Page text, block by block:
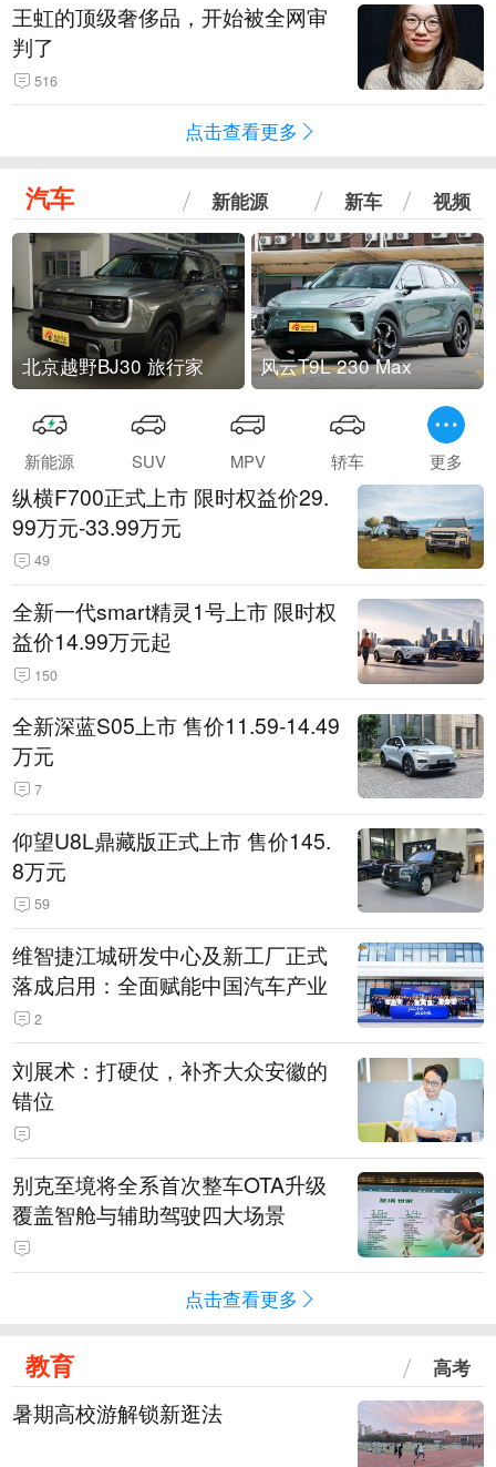
王虹的顶级奢侈品，开始被全网审
判了
516
点击查看更多
汽车 新能源 新车 视频
北京越野BJ30 旅行家 风云T9L 230 Max
新能源 SUV MPV 轿车 更多
纵横F700正式上市 限时权益价29.
99万元-33.99万元
49
全新一代smart精灵1号上市 限时权
益价14.99万元起
150
全新深蓝S05上市 售价11.59-14.49
万元
7
仰望U8L鼎藏版正式上市 售价145.
8万元
59
维智捷江城研发中心及新工厂正式
落成启用：全面赋能中国汽车产业
2
刘展术：打硬仗，补齐大众安徽的
错位
别克至境将全系首次整车OTA升级
覆盖智舱与辅助驾驶四大场景
点击查看更多
教育 高考
暑期高校游解锁新逛法